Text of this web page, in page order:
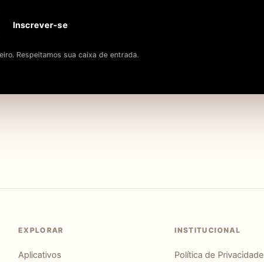
Inscrever-se
Respeitamos sua caixa de entrada.
EXPLORAR
Aplicativos
INSTITUCIONAL
Política de Privacidade